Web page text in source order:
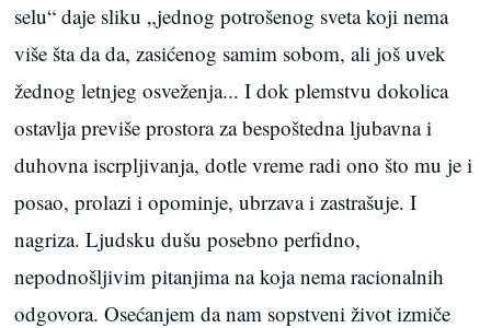
selu“ daje sliku „jednog potrošenog sveta koji nema
više šta da da, zasićenog samim sobom, ali još uvek
žednog letnjeg osveženja... I dok plemstvu dokolica
ostavlja previše prostora za bespoštedna ljubavna i
duhovna iscrpljivanja, dotle vreme radi ono što mu je i
posao, prolazi i opominje, ubrzava i zastrašuje. I
nagriza. Ljudsku dušu posebno perfidno,
nepodnošljivim pitanjima na koja nema racionalnih
odgovora. Osećanjem da nam sopstveni život izmiče